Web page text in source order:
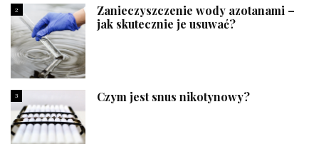
2
Zanieczyszczenie wody azotanami –
jak skutecznie je usuwać?
3 Czym jest snus nikotynowy?